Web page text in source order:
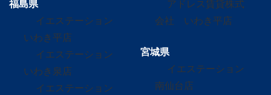
福島県
イエステーション
いわき平店
イエステーション
いわき泉店
イエステーション
アドレス賃貸株式
会社 いわき平店
宮城県
イエステーション
南仙台店